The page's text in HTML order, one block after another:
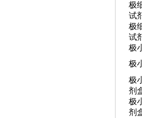
极
试
极
试
极
极
极
剂
极
剂